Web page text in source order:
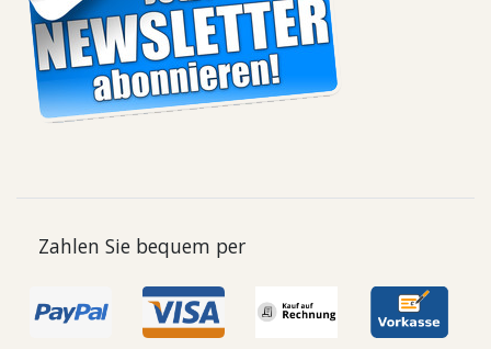
Zahlen Sie bequem per